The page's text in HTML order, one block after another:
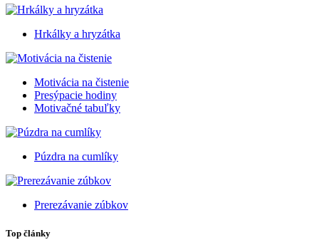
Hrkálky a hryzátka
Motivácia na čistenie
Presýpacie hodiny
Motivačné tabuľky
Púzdra na cumlíky
Prerezávanie zúbkov
Top články